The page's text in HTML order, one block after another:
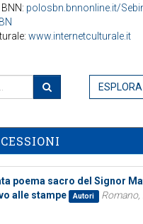
polosbn.bnnonline.it/
www.internetculturale.it
poema sacro del Signor
alle stampe
Autori